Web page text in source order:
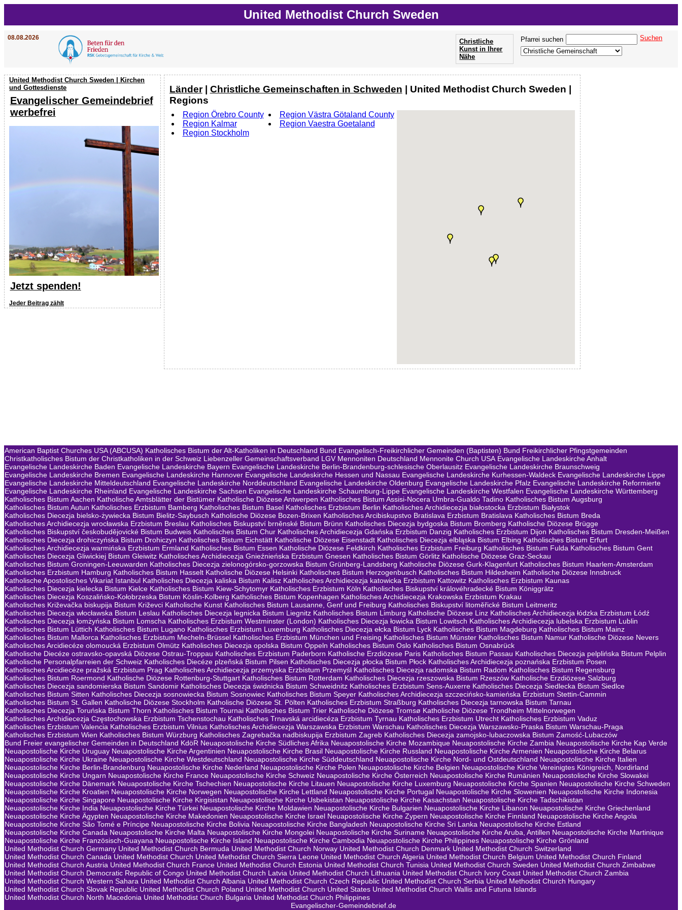
United Methodist Church Sweden
08.08.2026 Pfarrei suchen Suchen
Christliche
Kunst in Ihrer
Nähe
United Methodist Church Sweden | Kirchen
und Gottesdienste
Evangelischer Gemeindebrief
werbefrei
Jetzt spenden!
Jeder Beitrag zählt
Länder| Christliche Gemeinschaften in Schweden | United Methodist Church Sweden |
Regions
Region Örebro County
Region Kalmar
Region Stockholm
Region Västra Götaland County
Region Vaestra Goetaland
American Baptist Churches USA (ABCUSA) Katholisches Bistum der Alt-Katholiken in Deutschland Bund Evangelisch-Freikirchlicher Gemeinden (Baptisten) Bund Freikirchlicher Pfingstgemeinden
Christkatholisches Bistum der Christkatholiken in der Schweiz Liebenzeller Gemeinschaftsverband LGV Mennoniten Deutschland Mennonite Church USA Evangelische Landeskirche Anhalt
Evangelische Landeskirche Baden Evangelische Landeskirche Bayern Evangelische Landeskirche Berlin-Brandenburg-schlesische Oberlausitz Evangelische Landeskirche Braunschweig
Evangelische Landeskirche Bremen Evangelische Landeskirche Hannover Evangelische Landeskirche Hessen und Nassau Evangelische Landeskirche Kurhessen-Waldeck Evangelische Landeskirche Lippe
Evangelische Landeskirche Mitteldeutschland Evangelische Landeskirche Norddeutschland Evangelische Landeskirche Oldenburg Evangelische Landeskirche Pfalz Evangelische Landeskirche Reformierte
Evangelische Landeskirche Rheinland Evangelische Landeskirche Sachsen Evangelische Landeskirche Schaumburg-Lippe Evangelische Landeskirche Westfalen Evangelische Landeskirche Württemberg
Katholisches Bistum Aachen Katholische Amtsblätter der Bistümer Katholische Diözese Antwerpen Katholisches Bistum Assisi-Nocera Umbra-Gualdo Tadino Katholisches Bistum Augsburg
Katholisches Bistum Autun Katholisches Erzbistum Bamberg Katholisches Bistum Basel Katholisches Erzbistum Berlin Katholisches Archidiecezja białostocka Erzbistum Białystok
Katholisches Diecezja bielsko-żywiecka Bistum Bielitz-Saybusch Katholische Diözese Bozen-Brixen Katholisches Arcibiskupstvo Bratislava Erzbistum Bratislava Katholisches Bistum Breda
Katholisches Archidiecezja wrocławska Erzbistum Breslau Katholisches Biskupství brněnské Bistum Brünn Katholisches Diecezja bydgoska Bistum Bromberg Katholische Diözese Brügge
Katholisches Biskupství českobudějovické Bistum Budweis Katholisches Bistum Chur Katholisches Archidiecezja Gdańska Erzbistum Danzig Katholisches Erzbistum Dijon Katholisches Bistum Dresden-Meißen
Katholisches Diecezja drohiczyńska Bistum Drohiczyn Katholisches Bistum Eichstätt Katholische Diözese Eisenstadt Katholisches Diecezja elbląska Bistum Elbing Katholisches Bistum Erfurt
Katholisches Archidiecezja warmińska Erzbistum Ermland Katholisches Bistum Essen Katholische Diözese Feldkirch Katholisches Erzbistum Freiburg Katholisches Bistum Fulda Katholisches Bistum Gent
Katholisches Diecezja Gliwickiej Bistum Gleiwitz Katholisches Archidiecezja Gnieźnieńska Erzbistum Gnesen Katholisches Bistum Görlitz Katholische Diözese Graz-Seckau
Katholisches Bistum Groningen-Leeuwarden Katholisches Diecezja zielonogórsko-gorzowska Bistum Grünberg-Landsberg Katholische Diözese Gurk-Klagenfurt Katholisches Bistum Haarlem-Amsterdam
Katholisches Erzbistum Hamburg Katholisches Bistum Hasselt Katholische Diözese Helsinki Katholisches Bistum Herzogenbusch Katholisches Bistum Hildesheim Katholische Diözese Innsbruck
Katholische Apostolisches Vikariat Istanbul Katholisches Diecezja kaliska Bistum Kalisz Katholisches Archidiecezja katowicka Erzbistum Kattowitz Katholisches Erzbistum Kaunas
Katholisches Diecezja kielecka Bistum Kielce Katholisches Bistum Kiew-Schytomyr Katholisches Erzbistum Köln Katholisches Biskupství královéhradecké Bistum Königgrätz
Katholisches Diecezja Koszalińsko-Kołobrzeska Bistum Köslin-Kolberg Katholisches Bistum Kopenhagen Katholisches Archidiecezja Krakowska Erzbistum Krakau
Katholisches Križevačka biskupija Bistum Križevci Katholische Kunst Katholisches Bistum Lausanne, Genf und Freiburg Katholisches Biskupství litoměřické Bistum Leitmeritz
Katholisches Diecezja włocławska Bistum Leslau Katholisches Diecezja legnicka Bistum Liegnitz Katholisches Bistum Limburg Katholische Diözese Linz Katholisches Archidiecezja łódzka Erzbistum Łódź
Katholisches Diecezja łomżyńska Bistum Lomscha Katholisches Erzbistum Westminster (London) Katholisches Diecezja łowicka Bistum Lowitsch Katholisches Archidiecezja lubelska Erzbistum Lublin
Katholisches Bistum Lüttich Katholisches Bistum Lugano Katholisches Erzbistum Luxemburg Katholisches Diecezja ełcka Bistum Lyck Katholisches Bistum Magdeburg Katholisches Bistum Mainz
Katholisches Bistum Mallorca Katholisches Erzbistum Mecheln-Brüssel Katholisches Erzbistum München und Freising Katholisches Bistum Münster Katholisches Bistum Namur Katholische Diözese Nevers
Katholisches Arcidiecéze olomoucká Erzbistum Olmütz Katholisches Diecezja opolska Bistum Oppeln Katholisches Bistum Oslo Katholisches Bistum Osnabrück
Katholische Diecéze ostravsko-opavská Diözese Ostrau-Troppau Katholisches Erzbistum Paderborn Katholische Erzdiözese Paris Katholisches Bistum Passau Katholisches Diecezja pelplińska Bistum Pelplin
Katholische Personalpfarreien der Schweiz Katholisches Diecéze plzeňská Bistum Pilsen Katholisches Diecezja płocka Bistum Płock Katholisches Archidiecezja poznańska Erzbistum Posen
Katholisches Arcidiecéze pražská Erzbistum Prag Katholisches Archidiecezja przemyska Erzbistum Przemyśl Katholisches Diecezja radomska Bistum Radom Katholisches Bistum Regensburg
Katholisches Bistum Roermond Katholische Diözese Rottenburg-Stuttgart Katholisches Bistum Rotterdam Katholisches Diecezja rzeszowska Bistum Rzeszów Katholische Erzdiözese Salzburg
Katholisches Diecezja sandomierska Bistum Sandomir Katholisches Diecezja świdnicka Bistum Schweidnitz Katholisches Erzbistum Sens-Auxerre Katholisches Diecezja Siedlecka Bistum Siedlce
Katholisches Bistum Sitten Katholisches Diecezja sosnowiecka Bistum Sosnowiec Katholisches Bistum Speyer Katholisches Archidiecezja szczecińsko-kamieńska Erzbistum Stettin-Cammin
Katholisches Bistum St. Gallen Katholische Diözese Stockholm Katholische Diözese St. Pölten Katholisches Erzbistum Straßburg Katholisches Diecezja tarnowska Bistum Tarnau
Katholisches Diecezja Toruńska Bistum Thorn Katholisches Bistum Tournai Katholisches Bistum Trier Katholische Diözese Tromsø Katholische Diözese Trondheim Mittelnorwegen
Katholisches Archidiecezja Częstochowska Erzbistum Tschenstochau Katholisches Trnavská arcidiecéza Erzbistum Tyrnau Katholisches Erzbistum Utrecht Katholisches Erzbistum Vaduz
Katholisches Erzbistum Valencia Katholisches Erzbistum Vilnius Katholisches Archidiecezja Warszawska Erzbistum Warschau Katholisches Diecezja Warszawsko-Praska Bistum Warschau-Praga
Katholisches Erzbistum Wien Katholisches Bistum Würzburg Katholisches Zagrebačka nadbiskupija Erzbistum Zagreb Katholisches Diecezja zamojsko-lubaczowska Bistum Zamość-Lubaczów
Bund Freier evangelischer Gemeinden in Deutschland KdöR Neuapostolische Kirche Südliches Afrika Neuapostolische Kirche Mozambique Neuapostolische Kirche Zambia Neuapostolische Kirche Kap Verde
Neuapostolische Kirche Uruguay Neuapostolische Kirche Argentinien Neuapostolische Kirche Brasil Neuapostolische Kirche Russland Neuapostolische Kirche Armenien Neuapostolische Kirche Belarus
Neuapostolische Kirche Ukraine Neuapostolische Kirche Westdeutschland Neuapostolische Kirche Süddeutschland Neuapostolische Kirche Nord- und Ostdeutschland Neuapostolische Kirche Italien
Neuapostolische Kirche Berlin-Brandenburg Neuapostolische Kirche Nederland Neuapostolische Kirche Polen Neuapostolische Kirche Belgien Neuapostolische Kirche Vereinigtes Königreich, Nordirland
Neuapostolische Kirche Ungarn Neuapostolische Kirche France Neuapostolische Kirche Schweiz Neuapostolische Kirche Österreich Neuapostolische Kirche Rumänien Neuapostolische Kirche Slowakei
Neuapostolische Kirche Dänemark Neuapostolische Kirche Tschechien Neuapostolische Kirche Litauen Neuapostolische Kirche Luxemburg Neuapostolische Kirche Spanien Neuapostolische Kirche Schweden
Neuapostolische Kirche Kroatien Neuapostolische Kirche Norwegen Neuapostolische Kirche Lettland Neuapostolische Kirche Portugal Neuapostolische Kirche Slowenien Neuapostolische Kirche Indonesia
Neuapostolische Kirche Singapore Neuapostolische Kirche Kirgisistan Neuapostolische Kirche Usbekistan Neuapostolische Kirche Kasachstan Neuapostolische Kirche Tadschikistan
Neuapostolische Kirche India Neuapostolische Kirche Türkei Neuapostolische Kirche Moldawien Neuapostolische Kirche Bulgarien Neuapostolische Kirche Libanon Neuapostolische Kirche Griechenland
Neuapostolische Kirche Ägypten Neuapostolische Kirche Makedonien Neuapostolische Kirche Israel Neuapostolische Kirche Zypern Neuapostolische Kirche Finnland Neuapostolische Kirche Angola
Neuapostolische Kirche São Tomé e Príncipe Neuapostolische Kirche Bolivia Neuapostolische Kirche Bangladesh Neuapostolische Kirche Sri Lanka Neuapostolische Kirche Estland
Neuapostolische Kirche Canada Neuapostolische Kirche Malta Neuapostolische Kirche Mongolei Neuapostolische Kirche Suriname Neuapostolische Kirche Aruba, Antillen Neuapostolische Kirche Martinique
Neuapostolische Kirche Französisch-Guayana Neuapostolische Kirche Island Neuapostolische Kirche Cambodia Neuapostolische Kirche Philippines Neuapostolische Kirche Grönland
United Methodist Church Germany United Methodist Church Bermuda United Methodist Church Norway United Methodist Church Denmark United Methodist Church Switzerland
United Methodist Church Canada United Methodist Church United Methodist Church Sierra Leone United Methodist Church Algeria United Methodist Church Belgium United Methodist Church Finland
United Methodist Church Austria United Methodist Church France United Methodist Church Estonia United Methodist Church Tunisia United Methodist Church Sweden United Methodist Church Zimbabwe
United Methodist Church Democratic Republic of Congo United Methodist Church Latvia United Methodist Church Lithuania United Methodist Church Ivory Coast United Methodist Church Zambia
United Methodist Church Western Sahara United Methodist Church Albania United Methodist Church Czech Republic United Methodist Church Serbia United Methodist Church Hungary
United Methodist Church Slovak Republic United Methodist Church Poland United Methodist Church United States United Methodist Church Wallis and Futuna Islands
United Methodist Church North Macedonia United Methodist Church Bulgaria United Methodist Church Philippines
Evangelischer-Gemeindebrief.de